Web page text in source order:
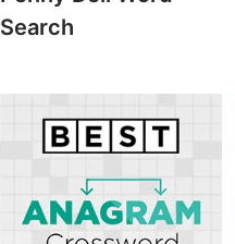
Search